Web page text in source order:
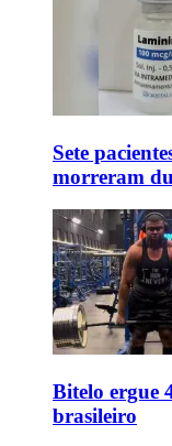
Sete
morreram
Bitelo ergue
brasileiro